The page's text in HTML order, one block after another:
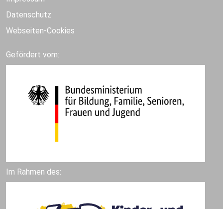
Datenschutz
Webseiten-Cookies
Gefördert vom:
Im Rahmen des: